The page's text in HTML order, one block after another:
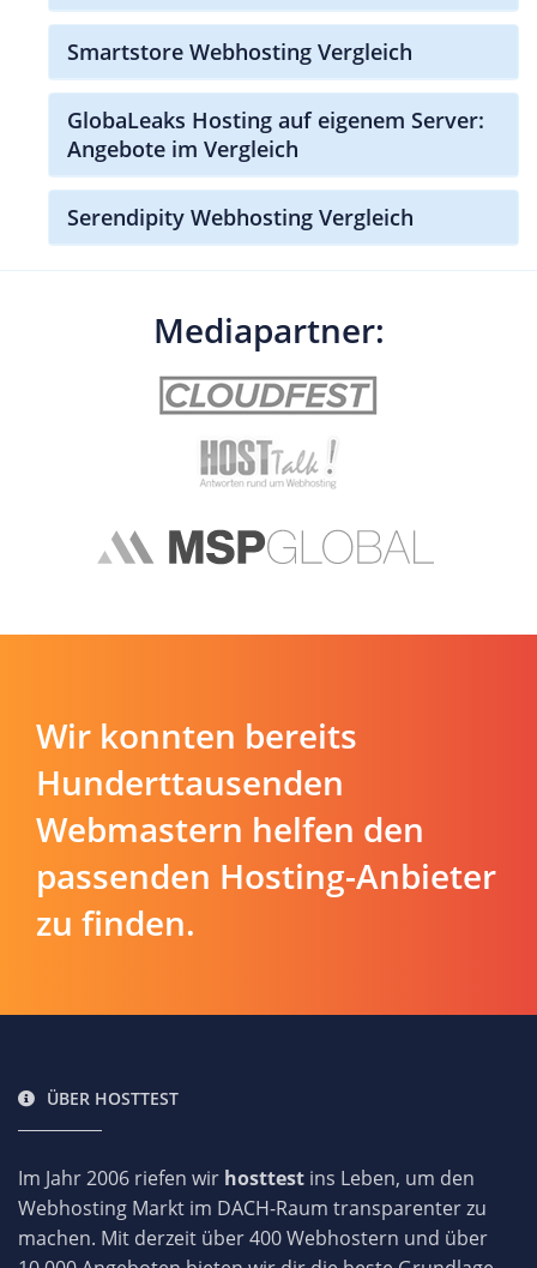
Smartstore Webhosting Vergleich
GlobaLeaks Hosting auf eigenem Server:
Angebote im Vergleich
Serendipity Webhosting Vergleich
Mediapartner:
Wir konnten bereits
Hunderttausenden
Webmastern helfen den
passenden Hosting-Anbieter
zu finden.
ÜBER HOSTTEST
Im Jahr 2006 riefen wir hosttest ins Leben, um den
Webhosting Markt im DACH-Raum transparenter zu
machen. Mit derzeit über 400 Webhostern und über